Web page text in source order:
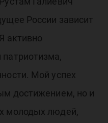
России зависит
активно
Мой успех
достижением, но и
молодых людей,